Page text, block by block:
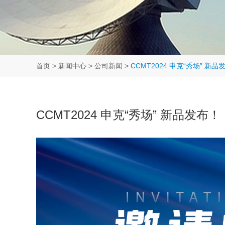
首页 > 新闻中心 > 公司新闻 > CCMT2024 申克“秀场” 新品
CCMT2024 申克“秀场” 新品发布！